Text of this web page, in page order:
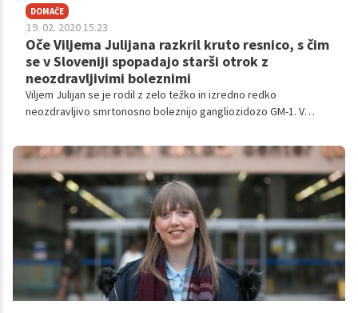
DOMAČE
19. 02. 2020 15.23
Oče Viljema Julijana razkril kruto resnico, s čim
se v Sloveniji spopadajo starši otrok z
neozdravljivimi boleznimi
Viljem Julijan se je rodil z zelo težko in izredno redko
neozdravljivo smrtonosno boleznijo gangliozidozo GM-1. V
Slovencev in Slovenk ter postal glas malih borcev.